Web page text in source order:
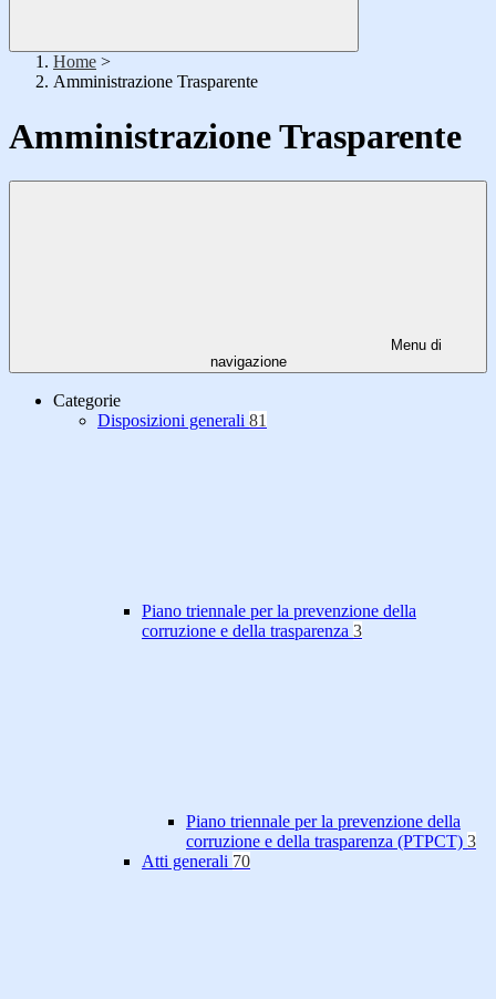
Home >
Amministrazione Trasparente
Amministrazione Trasparente
Menu di
navigazione
Categorie
Disposizioni generali 81
Piano triennale per la prevenzione della
corruzione e della trasparenza 3
Piano triennale per la prevenzione della
corruzione e della trasparenza (PTPCT) 3
Atti generali 70